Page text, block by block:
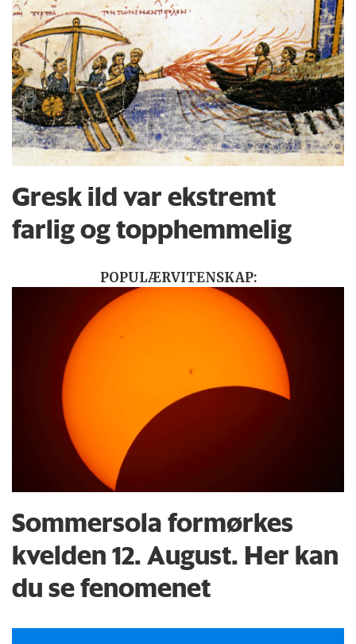
Gresk ild var ekstremt
farlig og topphemmelig
POPULÆRVITENSKAP:
Sommersola formørkes
kvelden 12. August. Her kan
du se fenomenet